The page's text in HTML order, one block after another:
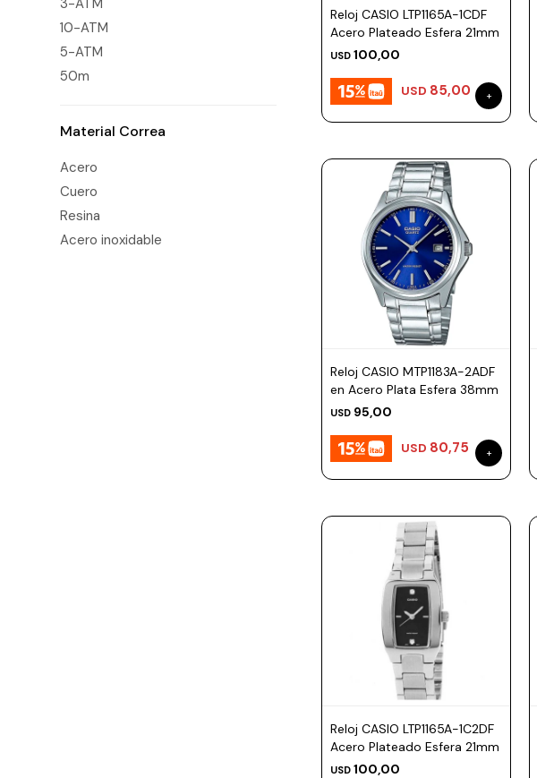
Reloj CASIO LTP1165A-1CDF
Acero Plateado Esfera 21mm
USD 100,00
USD 85,00
Reloj CASIO MTP1183A-2ADF
en Acero Plata Esfera 38mm
USD 95,00
USD 80,75
Reloj CASIO LTP1165A-1C2DF
Acero Plateado Esfera 21mm
USD 100,00
3-ATM
10-ATM
5-ATM
50m
Material Correa
Acero
Cuero
Resina
Acero inoxidable
Camelbak